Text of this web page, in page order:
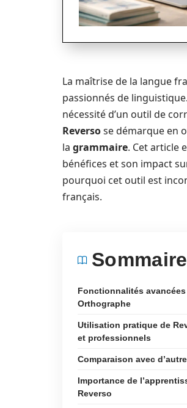
La maîtrise de la langue
passionnés de
nécessité d’un outil de
Reversose démarque en
la grammaire. Cet article
bénéfices et son impact
pourquoi cet outil est
français.
Sommaire
Fonctionnalités avancées
Orthographe
Utilisation pratique de
et professionnels
Comparaison avec
Importance de
Reverso